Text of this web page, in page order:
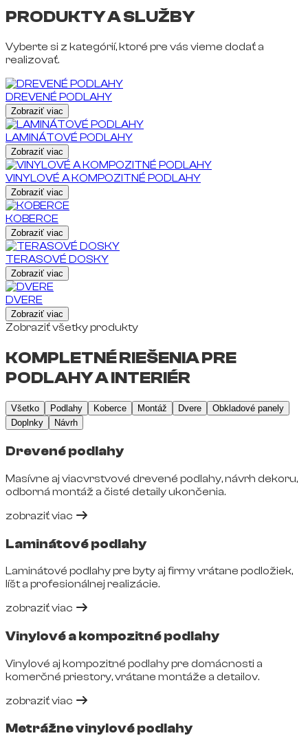
PRODUKTY A SLUŽBY
Vyberte si z kategórií, ktoré pre vás vieme dodať a
realizovať.
DREVENÉ PODLAHY
Zobraziť viac
LAMINÁTOVÉ PODLAHY
Zobraziť viac
VINYLOVÉ A KOMPOZITNÉ PODLAHY
Zobraziť viac
KOBERCE
Zobraziť viac
TERASOVÉ DOSKY
Zobraziť viac
DVERE
Zobraziť viac
Zobraziť všetky produkty
KOMPLETNÉ RIEŠENIA PRE
PODLAHY A INTERIÉR
Všetko Podlahy Koberce Montáž Dvere
Obkladové panely
Doplnky
Návrh
Drevené podlahy
Masívne aj viacvrstvové drevené podlahy, návrh dekoru,
odborná montáž a čisté detaily ukončenia.
zobraziť viac
Laminátové podlahy
Laminátové podlahy pre byty aj firmy vrátane podložiek,
líšt a profesionálnej realizácie.
zobraziť viac
Vinylové a kompozitné podlahy
Vinylové aj kompozitné podlahy pre domácnosti a
komerčné priestory, vrátane montáže a detailov.
zobraziť viac
Metrážne vinylové podlahy